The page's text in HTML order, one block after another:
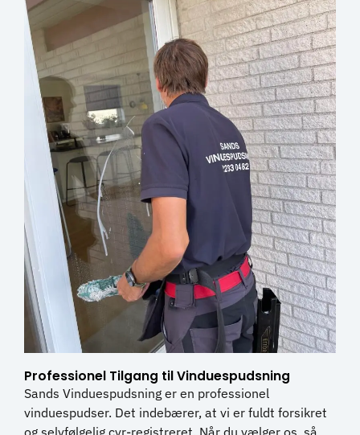
Professionel Tilgang til Vinduespudsning
Sands Vinduespudsning er en professionel
vinduespudser. Det indebærer, at vi er fuldt forsikret